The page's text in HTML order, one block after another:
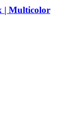
| Multicolor